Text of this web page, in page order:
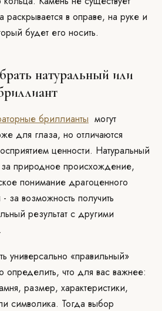
раскрывается в оправе, на руке и
будет его носить.
натуральный или
бриллианты могут
для глаза, но отличаются
ценности. Натуральный
природное происхождение,
понимание драгоценного
за возможность получить
результат с другими
универсально «правильный»
определить, что для вас важнее:
размер, характеристики,
символика. Тогда выбор